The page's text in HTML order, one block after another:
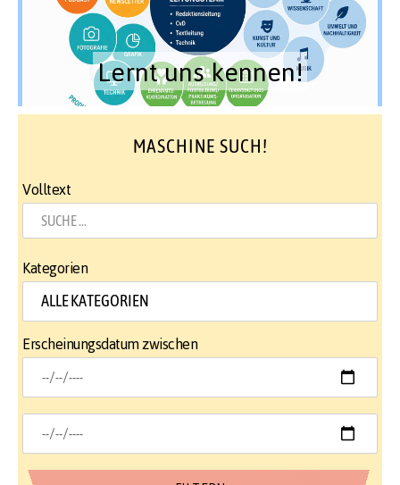
Lernt uns kennen!
MASCHINE SUCH!
Volltext
Kategorien
Erscheinungsdatum zwischen